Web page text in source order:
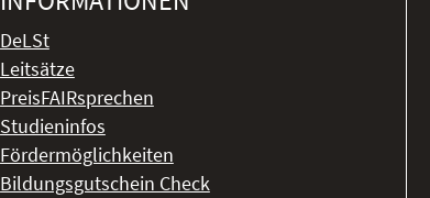
DeLSt
Leitsätze
PreisFAIRsprechen
Studieninfos
Fördermöglichkeiten
Bildungsgutschein Check